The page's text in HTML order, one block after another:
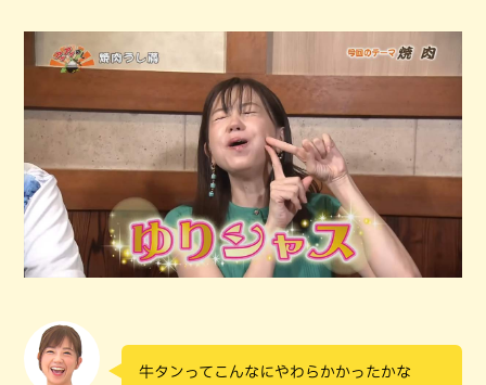
牛タンってこんなにやわらかかったかな